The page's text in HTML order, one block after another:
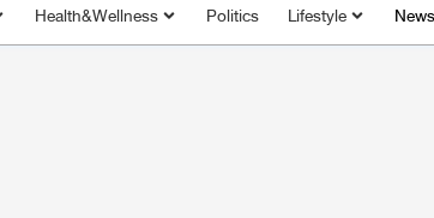
Health&Wellness Politics Lifestyle News